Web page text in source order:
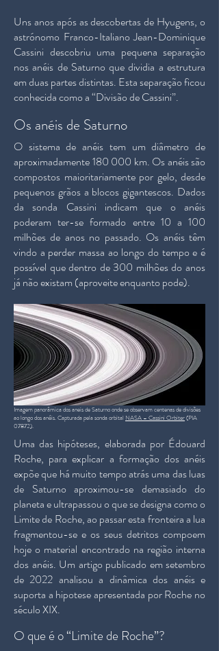
Uns anos após as descobertas de Hyugens, o
astrónomo Franco-Italiano Jean-Dominique
Cassini descobriu uma pequena separação
nos anéis de Saturno que dividia a estrutura
em duas partes distintas. Esta separação ficou
conhecida como a “Divisão de Cassini”.
Os anéis de Saturno
O sistema de anéis tem um diâmetro de
aproximadamente 180 000 km. Os anéis são
compostos maioritariamente por gelo, desde
pequenos grãos a blocos gigantescos. Dados
da sonda Cassini indicam que o anéis
poderam ter-se formado entre 10 a 100
milhões de anos no passado. Os anéis têm
vindo a perder massa ao longo do tempo e é
possível que dentro de 300 milhões do anos
já não existam (aproveite enquanto pode).
Imagem panorâmica dos aneis de Saturno onde se observam centenas de divisões
ao longo dos anéis. Capturada pela sonda orbital NASA – Cassini Orbiter(PIA
07872).
Uma das hipóteses, elaborada por Édouard
Roche, para explicar a formação dos anéis
expõe que há muito tempo atrás uma das luas
de Saturno aproximou-se demasiado do
planeta e ultrapassou o que se designa como o
Limite de Roche, ao passar esta fronteira a lua
fragmentou-se e os seus detritos compoem
hoje o material encontrado na região interna
dos anéis. Um artigo publicado em setembro
de 2022 analisou a dinâmica dos anéis e
suporta a hipotese apresentada por Roche no
século XIX.
O que é o “Limite de Roche”?